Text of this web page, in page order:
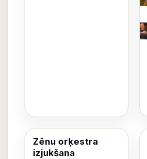
Zēnu orķestra
izjukšana